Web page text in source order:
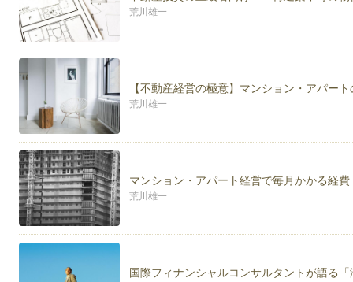
「着実に年10％儲ける海外分散投資入門」（実業之
荒川雄一
【不動産経営の極意】マンション・アパー
荒川雄一
マンション・アパート経営で毎月かかる経
荒川雄一
国際フィナンシャルコンサルタントが語る